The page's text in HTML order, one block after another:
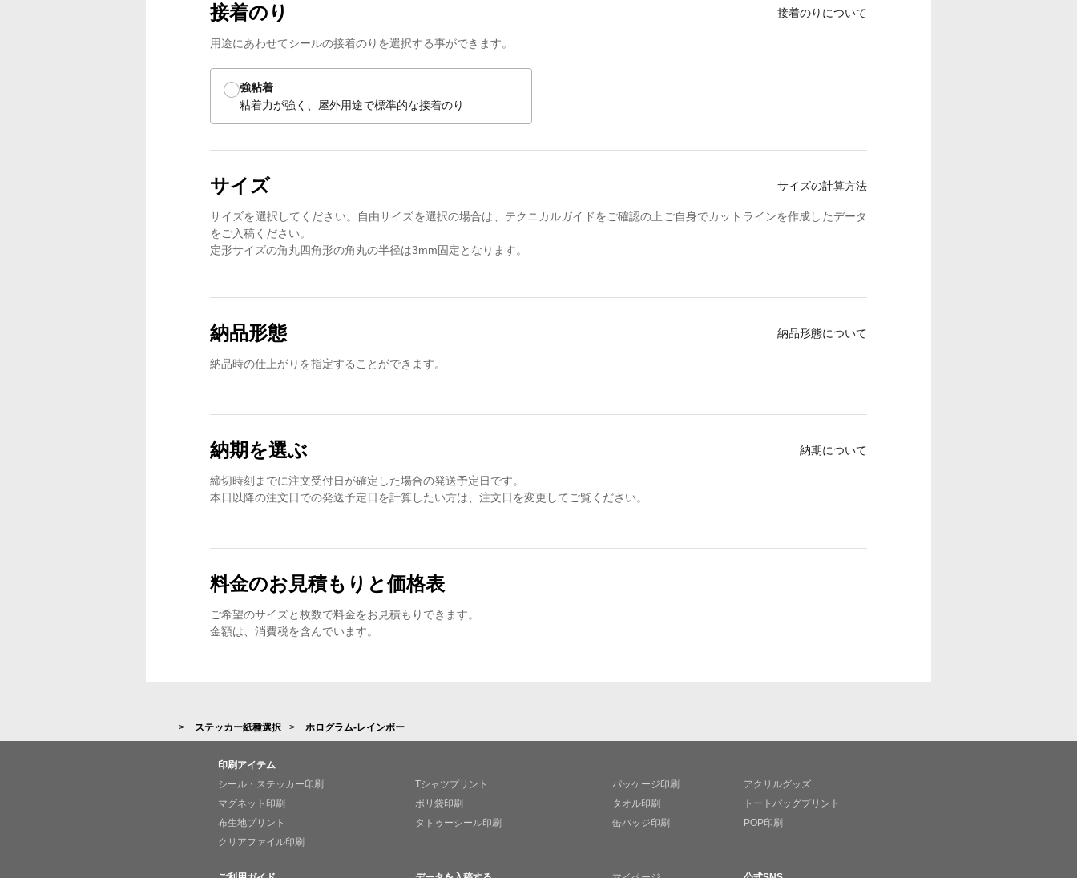
接着のり 接着のりについて
用途にあわせてシールの接着のりを選択する事ができます。
強粘着
粘着力が強く、屋外用途で標準的な接着のり
サイズ サイズの計算方法
サイズを選択してください。自由サイズを選択の場合は、テクニカルガイドをご確認の上ご自身でカットラインを作成したデータ
をご入稿ください。
定形サイズの角丸四角形の角丸の半径は3mm固定となります。
納品形態 納品形態について
納品時の仕上がりを指定することができます。
納期を選ぶ 納期について
締切時刻までに注文受付日が確定した場合の発送予定日です。
本日以降の注文日での発送予定日を計算したい方は、注文日を変更してご覧ください。
料金のお見積もりと価格表
ご希望のサイズと枚数で料金をお見積もりできます。
金額は、消費税を含んでいます。
ステッカー紙種選択 ホログラム-レインボー
印刷アイテム
シール・ステッカー印刷
マグネット印刷
布生地プリント
クリアファイル印刷
Tシャツプリント
ポリ袋印刷
タトゥーシール印刷
パッケージ印刷
タオル印刷
缶バッジ印刷
アクリルグッズ
トートバッグプリント
POP印刷